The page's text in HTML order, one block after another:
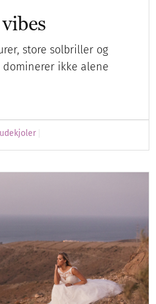
store solbriller og
dominerer ikke alene